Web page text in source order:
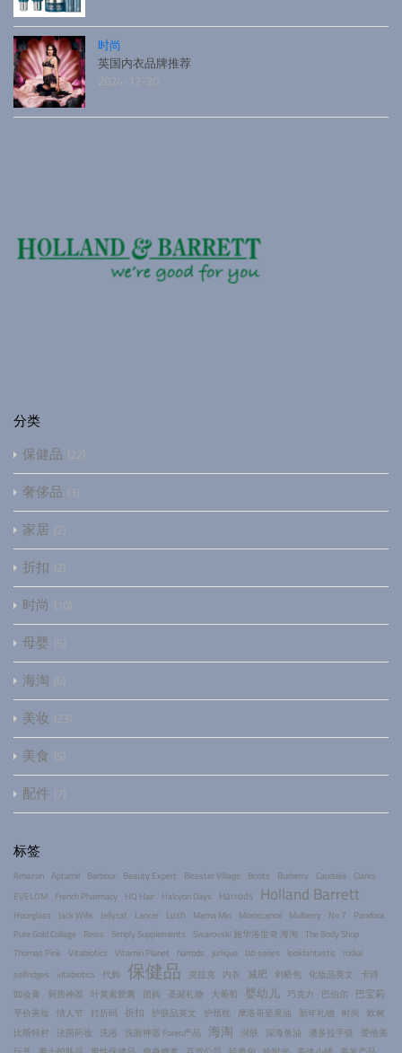
时尚
英国内衣品牌推荐
2024-12-20
分类
保健品 22
奢侈品 3
家居 2
折扣 2
时尚 10
母婴 5
海淘 6
美妆 23
美食 5
配件 7
标签
Amazon Aptamil Barbour Beauty Expert Bicester Village Boots Burberry Caudalie Clarks
EVELOM French Pharmacy HQ Hair Halcyon Days Harrods Holland Barrett
Hourglass Jack Wills Jellycat Lancer Lush Mama Mio Moroccanoil Mulberry No 7
Pandora
Pure Gold Collage Reiss Simply Supplements Swarovski 施华洛世奇 海淘 The Body Shop
Thomas Pink Vitabiotics Vitamin Planet harrods jurlique lab series lookfantastic rodial
selfridges vitabiotics 代购 保健品 克拉克 内衣 减肥 剑桥包 化妆品英文 卡诗
卸妆膏
厨房神器 叶黄素胶囊 团购 圣诞礼物 大葡萄 婴幼儿 巧克力 巴伯尔 巴宝莉
平价美妆 情人节 打折码 折扣 护肤品英文 护颈枕 摩洛哥坚果油 新年礼物 时尚
欧树
比斯特村 法国药妆 洗浴 洗脸神器 Foreo产品 海淘 润肤 深海鱼油 潘多拉手链
爱他美